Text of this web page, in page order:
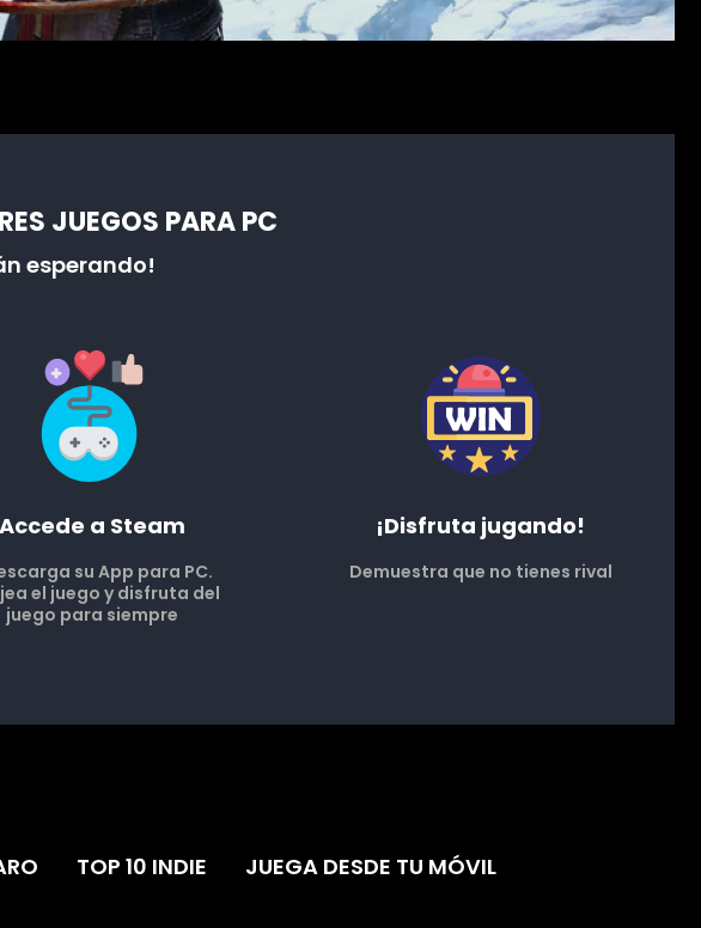
JUEGOS PARA PC
esperando!
Accede a Steam
su App para PC.
el juego y disfruta del
juego para siempre
¡Disfruta jugando!
Demuestra que no tienes rival
TOP 10 INDIE JUEGA DESDE TU MÓVIL